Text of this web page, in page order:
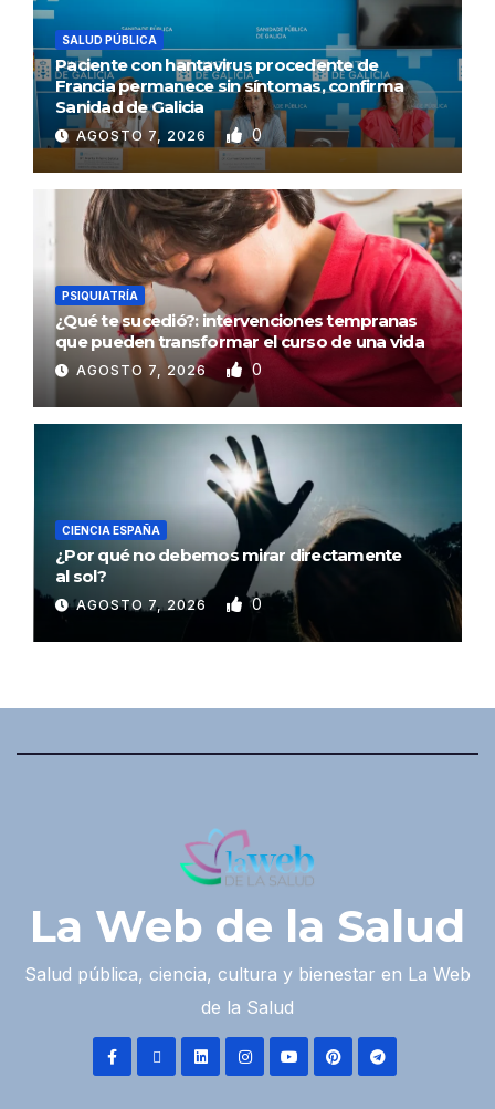
SALUD PÚBLICA
Paciente con hantavirus procedente de
Francia permanece sin síntomas, confirma
Sanidad de Galicia
AGOSTO 7, 2026 0
PSIQUIATRÍA
¿Qué te sucedió?: intervenciones tempranas
que pueden transformar el curso de una vida
AGOSTO 7, 2026 0
CIENCIA ESPAÑA
¿Por qué no debemos mirar directamente
al sol?
AGOSTO 7, 2026 0
La Web de la Salud
Salud pública, ciencia, cultura y bienestar en La Web
de la Salud